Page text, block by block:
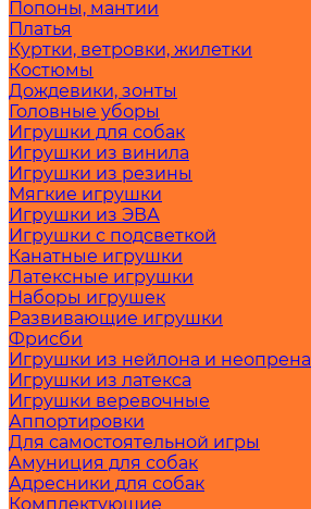
Попоны, мантии
Платья
Куртки, ветровки, жилетки
Костюмы
Дождевики, зонты
Головные уборы
Игрушки для собак
Игрушки из винила
Игрушки из резины
Мягкие игрушки
Игрушки из ЭВА
Игрушки с подсветкой
Канатные игрушки
Латексные игрушки
Наборы игрушек
Развивающие игрушки
Фрисби
Игрушки из нейлона и неопрена
Игрушки из латекса
Игрушки веревочные
Аппортировки
Для самостоятельной игры
Амуниция для собак
Адресники для собак
Комплектующие